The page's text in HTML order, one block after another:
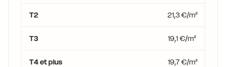
T2 21,3 €/m²
T3 19,1 €/m²
T4 et plus 19,7 €/m²